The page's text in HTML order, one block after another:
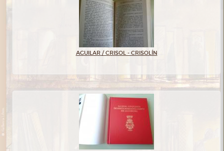
AGUILAR / CRISOL - CRISOLÍN